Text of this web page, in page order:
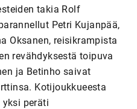
takia Rolf
Petri Kujanpää,
Oksanen, reisikrampista
revähdyksestä toipuva
ja Betinho saivat
Kotijoukkueesta
peräti